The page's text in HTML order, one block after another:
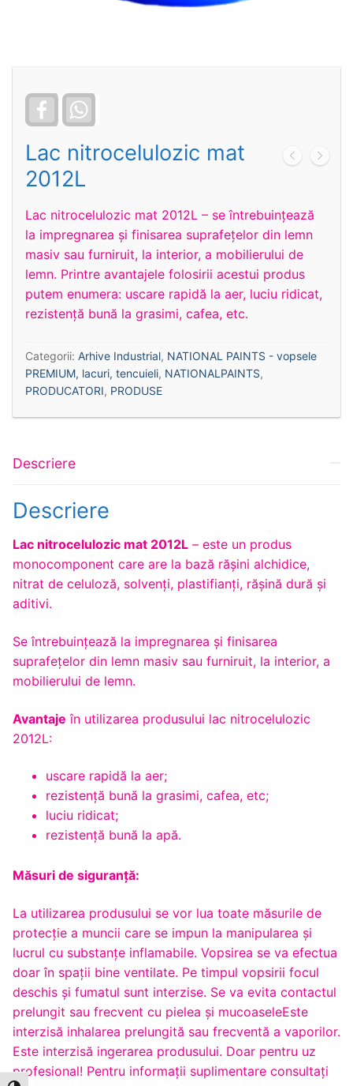
Facebook
Lac nitrocelulozic mat
2012L
Lac nitrocelulozic mat 2012L – se întrebuinţează
la impregnarea și finisarea suprafețelor din lemn
masiv sau furniruit, la interior, a mobilierului de
lemn. Printre avantajele folosirii acestui produs
putem enumera: uscare rapidă la aer, luciu ridicat,
rezistență bună la grasimi, cafea, etc.
Categorii: Arhive Industrial, NATIONAL PAINTS - vopsele
PREMIUM, lacuri, tencuieli, NATIONALPAINTS,
PRODUCATORI, PRODUSE
Descriere
Descriere
Lac nitrocelulozic mat 2012L – este un produs
monocomponent care are la bază răşini alchidice,
nitrat de celuloză, solvenţi, plastifianţi, răşină dură şi
aditivi.
Se întrebuinţează la impregnarea și finisarea
suprafețelor din lemn masiv sau furniruit, la interior, a
mobilierului de lemn.
Avantaje în utilizarea produsului lac nitrocelulozic
2012L:
uscare rapidă la aer;
rezistență bună la grasimi, cafea, etc;
luciu ridicat;
rezistenţă bună la apă.
Măsuri de siguranță:
La utilizarea produsului se vor lua toate măsurile de
protecție a muncii care se impun la manipularea și
lucrul cu substanțe inflamabile. Vopsirea se va efectua
doar în spații bine ventilate. Pe timpul vopsirii focul
deschis și fumatul sunt interzise. Se va evita contactul
prelungit sau frecvent cu pielea şi mucoaseleEste
interzisă inhalarea prelungită sau frecventă a vaporilor.
Este interzisă ingerarea produsului. Doar pentru uz
profesional! Pentru informaţii suplimentare consultaţi